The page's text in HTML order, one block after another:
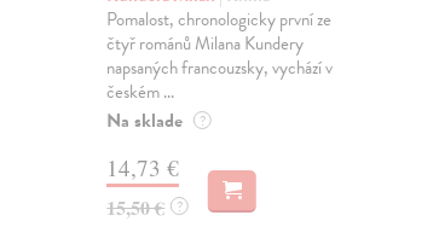
Pomalost, chronologicky první ze
čtyř románů Milana Kundery
napsaných francouzsky, vychází v
českém ...
Na sklade ?
14,73 €
15,50 € ?